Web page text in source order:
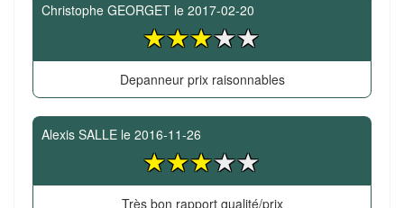
Christophe GEORGET le 2017-02-20
Depanneur prix raisonnables
Alexis SALLE le 2016-11-26
Très bon rapport qualité/prix